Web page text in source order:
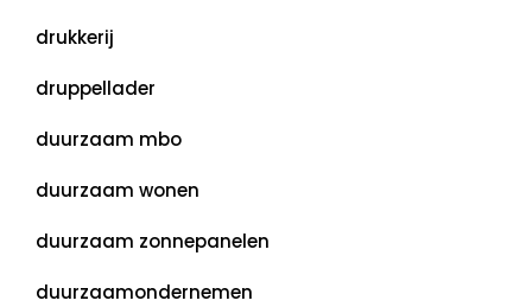
drukkerij
druppellader
duurzaam mbo
duurzaam wonen
duurzaam zonnepanelen
duurzaamondernemen